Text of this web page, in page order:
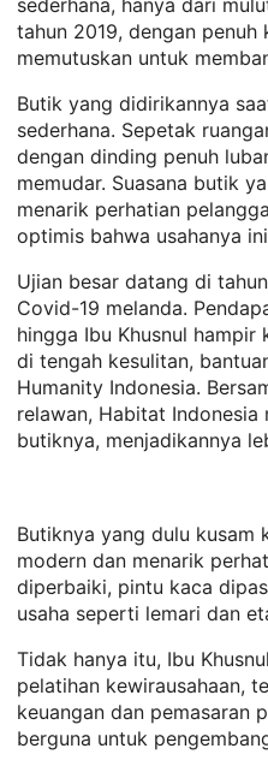
sederhana, hanya dari
tahun 2019, dengan penuh
memutuskan untuk
Butik yang didirikannya
sederhana. Sepetak
dengan dinding penuh
memudar. Suasana butik
menarik perhatian
optimis bahwa usahanya
Ujian besar datang di
Covid-19 melanda.
hingga Ibu Khusnul hampir
di tengah kesulitan,
Humanity Indonesia.
relawan, Habitat
butiknya, menjadikannya
Butiknya yang dulu kusam
modern dan menarik
diperbaiki, pintu kaca
usaha seperti lemari dan
Tidak hanya itu, Ibu
pelatihan kewirausahaan,
keuangan dan pemasaran
berguna untuk